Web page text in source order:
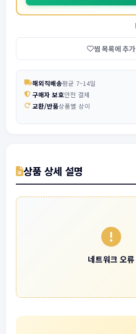
찜 목록에 추가
해외직배송평균 7~14일
구매자 보호안전 결제
교환/반품상품별 상이
상품 상세 설명
네트워크 오류